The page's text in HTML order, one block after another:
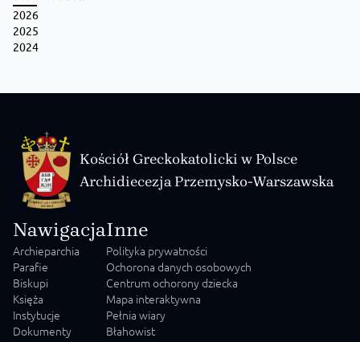
2026
2025
2024
Kościół Greckokatolicki w Polsce
Archidiecezja Przemysko-Warszawska
Nawigacja
Archieparchia
Parafie
Biskupi
Księża
Instytucje
Dokumenty
Inne
Polityka prywatności
Ochorona danych osobowych
Centrum ochorony dziecka
Mapa interaktywna
Pełnia wiary
Błahowist